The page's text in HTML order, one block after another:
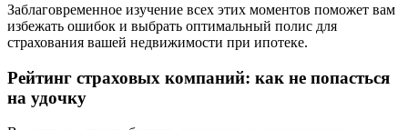
Заблаговременное изучение всех этих моментов поможет вам
избежать ошибок и выбрать оптимальный полис для
страхования вашей недвижимости при ипотеке.
Рейтинг страховых компаний: как не попасться
на удочку